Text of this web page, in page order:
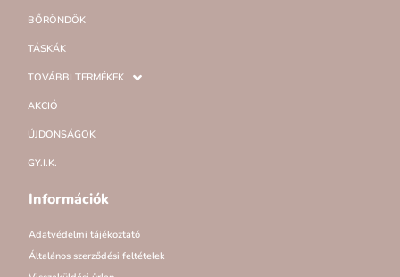
BŐRÖNDÖK
TÁSKÁK
TOVÁBBI TERMÉKEK
AKCIÓ
ÚJDONSÁGOK
GY.I.K.
Információk
Adatvédelmi tájékoztató
Általános szerződési feltételek